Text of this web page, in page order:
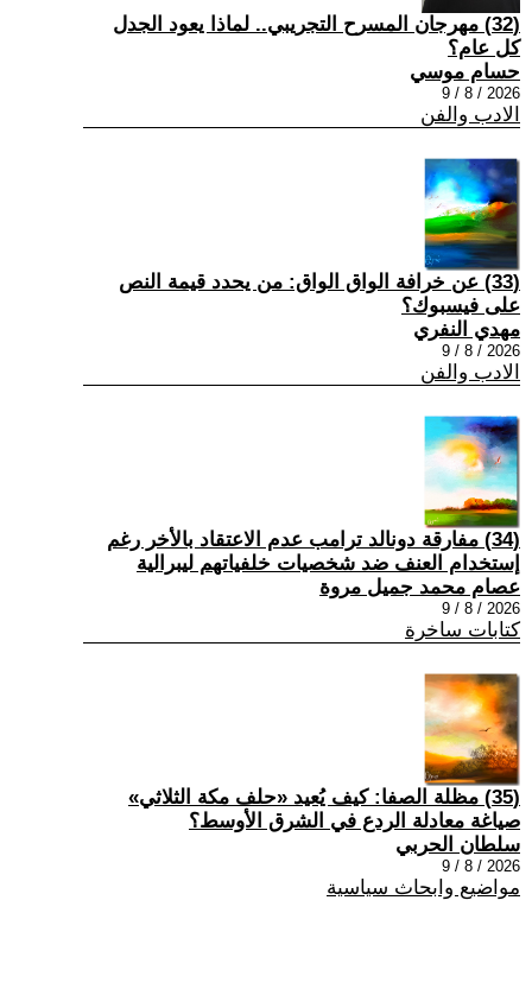
(32) مهرجان المسرح التجريبي.. لماذا يعود الجدل
كل عام؟
حسام موسي
2026 / 8 / 9
الادب والفن
(33) عن خرافة الواق الواق: من يحدد قيمة النص
على فيسبوك؟
مهدي النفري
2026 / 8 / 9
الادب والفن
(34) مفارقة دونالد ترامب عدم الاعتقاد بالأخر رغم
إستخدام العنف ضد شخصيات خلفياتهم ليبرالية
عصام محمد جميل مروة
2026 / 8 / 9
كتابات ساخرة
(35) مظلة الصفا: كيف يُعيد «حلف مكة الثلاثي»
صياغة معادلة الردع في الشرق الأوسط؟
سلطان الحربي
2026 / 8 / 9
مواضيع وابحاث سياسية